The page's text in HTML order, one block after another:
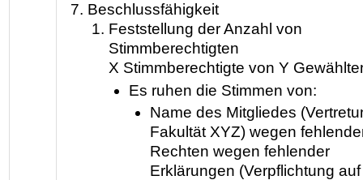
Beschlussfähigkeit
Feststellung der Anzahl von
Stimmberechtigten
X Stimmberechtigte von Y
Es ruhen die Stimmen von:
Name des Mitgliedes
Fakultät XYZ) wegen
Rechten wegen fehlender
Erklärungen (Verpflichtung auf